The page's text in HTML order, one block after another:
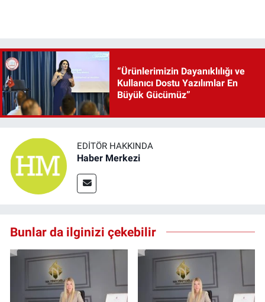
“Ürünlerimizin Dayanıklılığı ve
Kullanıcı Dostu Yazılımlar En
Büyük Gücümüz”
EDITÖR HAKKINDA
Haber Merkezi
Bunlar da ilginizi çekebilir